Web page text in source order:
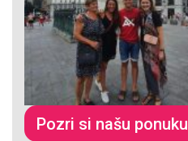
Pozri si našu ponuku